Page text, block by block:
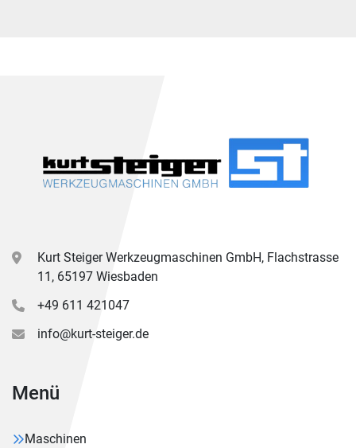
Kurt Steiger Werkzeugmaschinen GmbH, Flachstrasse
11, 65197 Wiesbaden
+49 611 421047
info@kurt-steiger.de
Menü
Maschinen